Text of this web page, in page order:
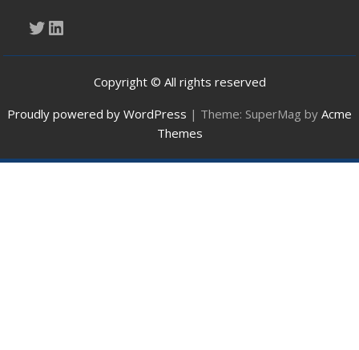
Twitter
LinkedIn
Copyright © All rights reserved
Proudly powered by WordPress | Theme: SuperMag by Acme
Themes